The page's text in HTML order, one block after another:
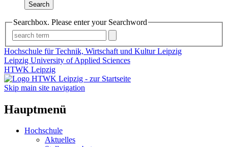
Search
Searchbox. Please enter your Searchword
Hochschule für Technik, Wirtschaft und Kultur Leipzig
Leipzig University of Applied Sciences
HTWK Leipzig
Skip main site navigation
Hauptmenü
Hochschule
Aktuelles